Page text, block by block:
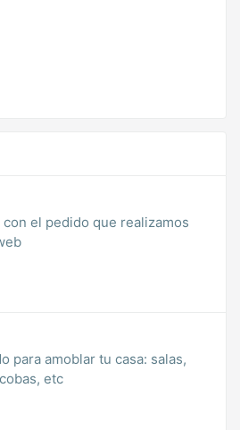
el pedido que realizamos
para amoblar tu casa: salas,
etc